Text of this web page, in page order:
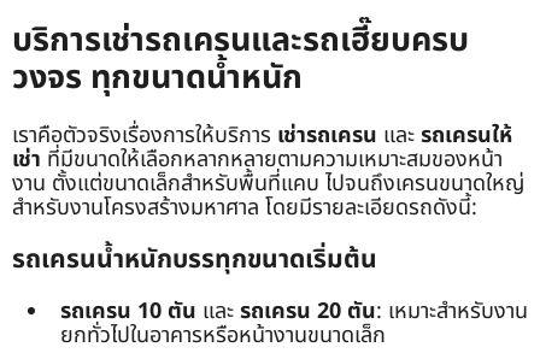
บริการเช่ารถเครนและรถเฮี๊ยบครบ
วงจร ทุกขนาดน้ำหนัก
เราคือตัวจริงเรื่องการให้บริการ เช่ารถเครน และรถเครนให้
เช่า ที่มีขนาดให้เลือกหลากหลายตามความเหมาะสมของหน้า
งาน ตั้งแต่ขนาดเล็กสำหรับพื้นที่แคบ ไปจนถึงเครนขนาดใหญ่
สำหรับงานโครงสร้างมหาศาล โดยมีรายละเอียดรถดังนี้:
รถเครนน้ำหนักบรรทุกขนาดเริ่มต้น
รถเครน 10 ตัน และรถเครน 20 ตัน: เหมาะสำหรับงาน
ยกทั่วไปในอาคารหรือหน้างานขนาดเล็ก